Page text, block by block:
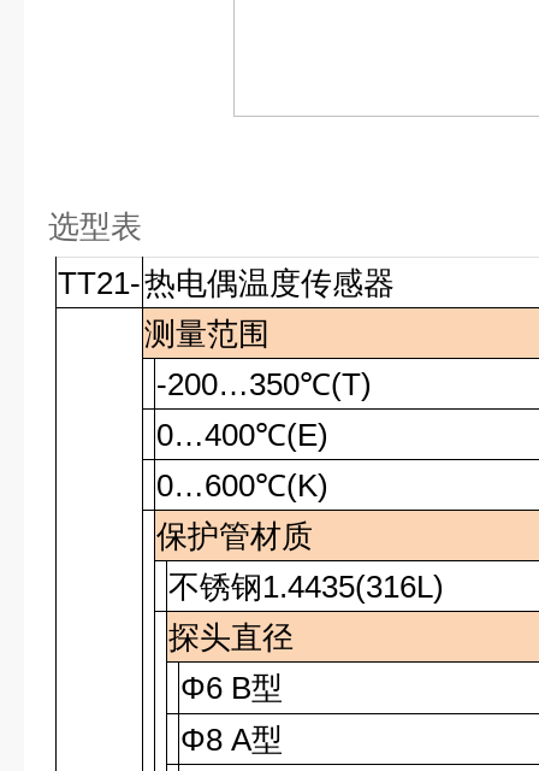
选型表
TT21-热电偶温度传感器
测量范围
-200…350℃(T)
0…400℃(E)
0…600℃(K)
保护管材质
不锈钢1.4435(316L)
探头直径
Φ6 B型
Φ8 A型